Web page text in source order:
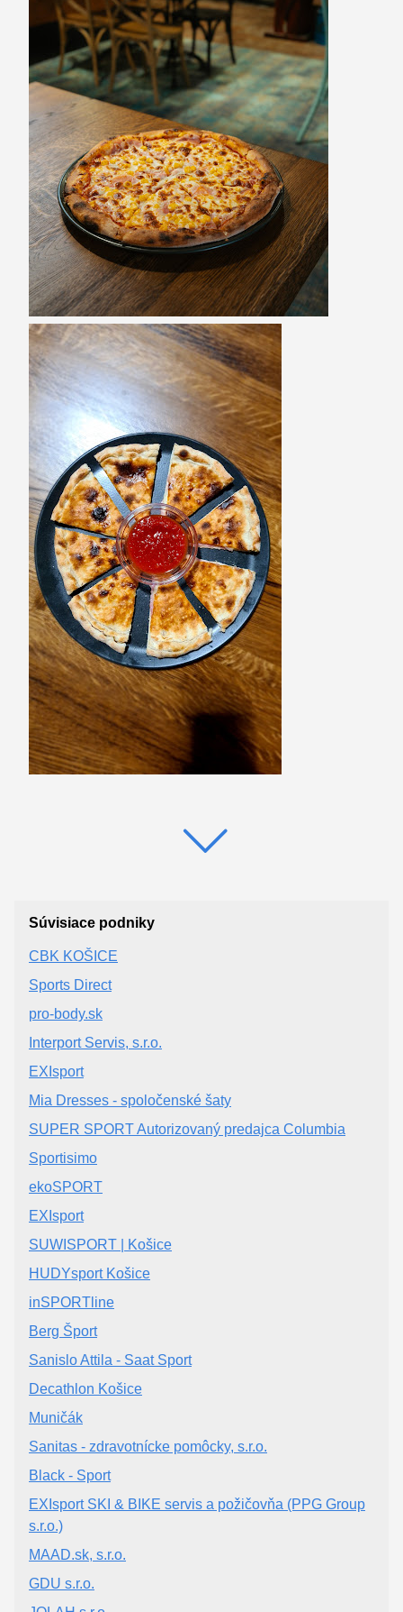
Súvisiace podniky
CBK KOŠICE
Sports Direct
pro-body.sk
Interport Servis, s.r.o.
EXIsport
Mia Dresses - spoločenské šaty
SUPER SPORT Autorizovaný predajca Columbia
Sportisimo
ekoSPORT
EXIsport
SUWISPORT | Košice
HUDYsport Košice
inSPORTline
Berg Šport
Sanislo Attila - Saat Sport
Decathlon Košice
Muničák
Sanitas - zdravotnícke pomôcky, s.r.o.
Black - Sport
EXIsport SKI & BIKE servis a požičovňa (PPG Group
s.r.o.)
MAAD.sk, s.r.o.
GDU s.r.o.